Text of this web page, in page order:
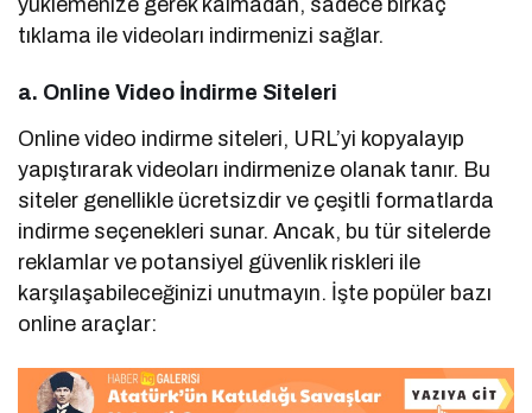
tıklama ile videoları indirmenizi sağlar.
a. Online Video İndirme Siteleri
Online video indirme siteleri, URL’yi kopyalayıp
yapıştırarak videoları indirmenize olanak tanır. Bu
siteler genellikle ücretsizdir ve çeşitli formatlarda
indirme seçenekleri sunar. Ancak, bu tür sitelerde
reklamlar ve potansiyel güvenlik riskleri ile
karşılaşabileceğinizi unutmayın. İşte popüler bazı
online araçlar: